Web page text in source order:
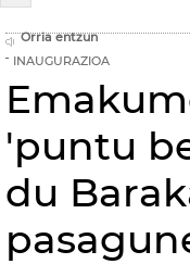
Orria entzun
INAUGURAZIOA
'puntu
du